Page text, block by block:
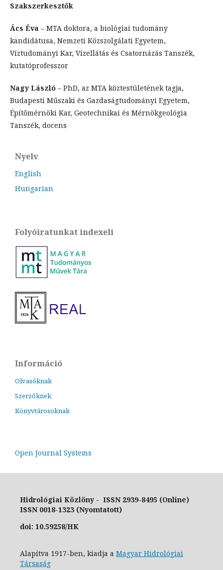
Szakszerkesztők
Ács Éva – MTA doktora, a biológiai tudomány
kandidátusa, Nemzeti Közszolgálati Egyetem,
Víztudományi Kar, Vízellátás és Csatornázás Tanszék,
kutatóprofesszor
Nagy László – PhD, az MTA köztestületének tagja,
Budapesti Műszaki és Gazdaságtudományi Egyetem,
Építőmérnöki Kar, Geotechnikai és Mérnökgeológia
Tanszék, docens
Nyelv
English
Hungarian
Folyóiratunkat indexeli
Információ
Olvasóknak
Szerzőknek
Könyvtárosoknak
Open Journal Systems
Hidrológiai Közlöny - ISSN 2939-8495 (Online)
ISSN 0018-1323 (Nyomtatott)
doi: 10.59258/HK
Alapítva 1917-ben, kiadja a Magyar Hidrológiai
Társaság